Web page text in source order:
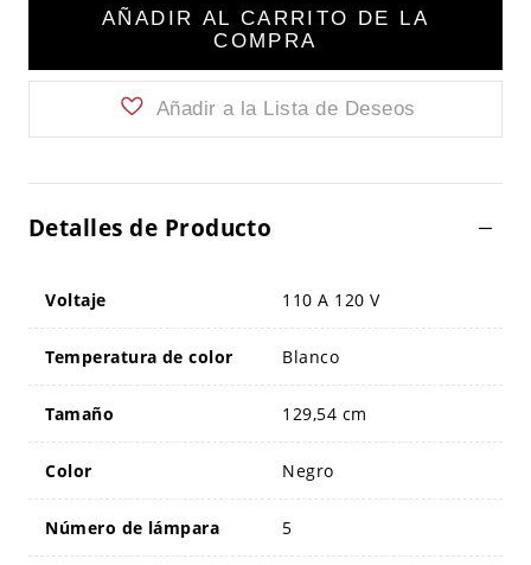
AÑADIR AL CARRITO DE LA
COMPRA
Añadir a la Lista de Deseos
Detalles de Producto
Voltaje 110 A 120 V
Temperatura de color Blanco
Tamaño 129,54 cm
Color Negro
Número de lámpara 5